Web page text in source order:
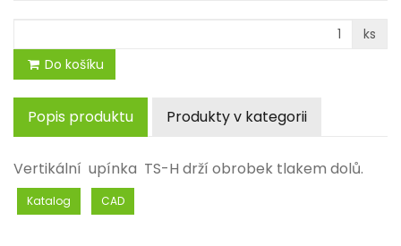
ks
Do košíku
Popis produktu Produkty v kategorii
Vertikální upínka TS-H drží obrobek tlakem dolů.
Katalog CAD